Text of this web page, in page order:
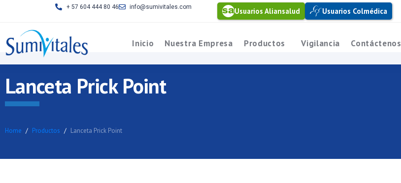
+ 57 604 444 80 46 info@sumivitales.com Usuarios Aliansalud Usuarios Colmédica
Inicio Nuestra Empresa Productos Vigilancia Contáctenos
Lanceta Prick Point
Home Productos Lanceta Prick Point